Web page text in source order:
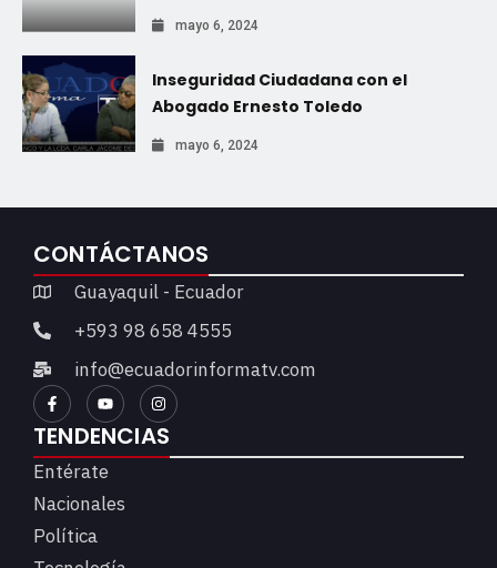
mayo 6, 2024
Inseguridad Ciudadana con el
Abogado Ernesto Toledo
mayo 6, 2024
CONTÁCTANOS
Guayaquil - Ecuador
+593 98 658 4555
info@ecuadorinformatv.com
TENDENCIAS
Entérate
Nacionales
Política